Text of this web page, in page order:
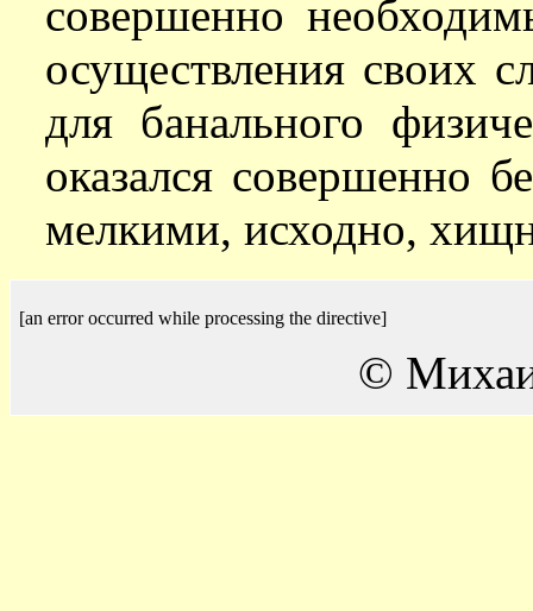
совершенно
осуществления своих
для банального
оказался совершенно
мелкими, исходно,
[an error occurred while processing the directive]
©